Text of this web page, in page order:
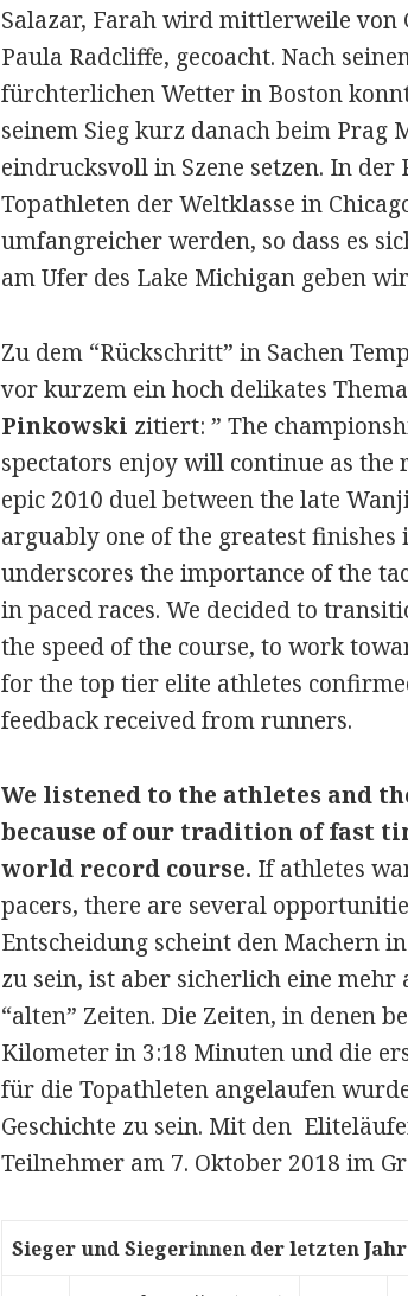
Salazar, Farah wird mittlerweile von
Paula Radcliffe, gecoacht. Nach
fürchterlichen Wetter in Boston
seinem Sieg kurz danach beim Prag
eindrucksvoll in Szene setzen. In
Topathleten der Weltklasse in
umfangreicher werden, so dass es
am Ufer des Lake Michigan geben
Zu dem “Rückschritt” in Sachen
vor kurzem ein hoch delikates
Pinkowski zitiert: ” The
spectators enjoy will continue as the
epic 2010 duel between the late
arguably one of the greatest
underscores the importance of the
in paced races. We decided to
the speed of the course, to work
for the top tier elite athletes
feedback received from runners.
We listened to the athletes and
because of our tradition of fast
world record course. If athletes
pacers, there are several
Entscheidung scheint den Machern
zu sein, ist aber sicherlich eine
“alten” Zeiten. Die Zeiten, in denen
Kilometer in 3:18 Minuten und die
für die Topathleten angelaufen
Geschichte zu sein. Mit den
Teilnehmer am 7. Oktober 2018 im
Sieger und Siegerinnen der letzten